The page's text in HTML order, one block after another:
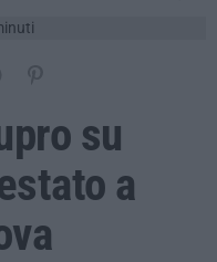
su
a